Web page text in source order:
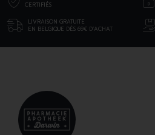
CERTIFIÉS
LIVRAISON GRATUITE
EN BELGIQUE DÈS 69€ D’ACHAT